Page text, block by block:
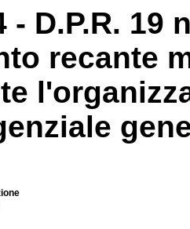
- D.P.R. 19
recante